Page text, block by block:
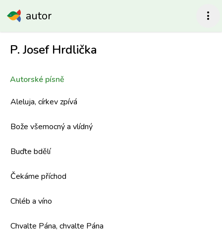
autor more_vert
P. Josef Hrdlička
Autorské písně
Aleluja, církev zpívá
Bože všemocný a vlídný
Buďte bdělí
Čekáme příchod
Chléb a víno
Chvalte Pána, chvalte Pána